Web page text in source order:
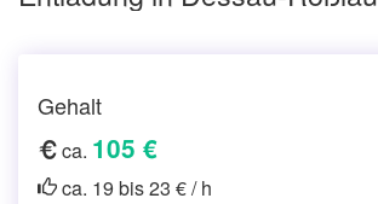
Gehalt
ca. 105 €
ca. 19 bis 23 € / h